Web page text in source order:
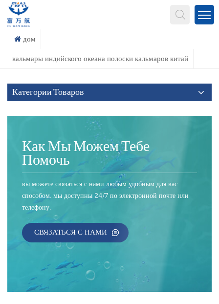
дом
кальмары индийского океана полоски кальмаров китай
Категории Товаров
Как Мы Можем Тебе
Помочь
вы можете связаться с нами любым удобным для вас
способом. мы доступны 24/7 по электронной почте или
телефону.
СВЯЗАТЬСЯ С НАМИ